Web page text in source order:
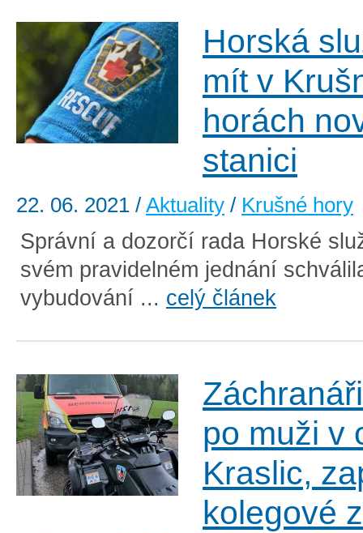
Horská
mít v
horách
stanici
22. 06. 2021 / Aktuality / Krušné hory
Správní a dozorčí rada Horské
svém pravidelném jednání
vybudování ... celý článek
po muži v
Kraslic,
kolegové z